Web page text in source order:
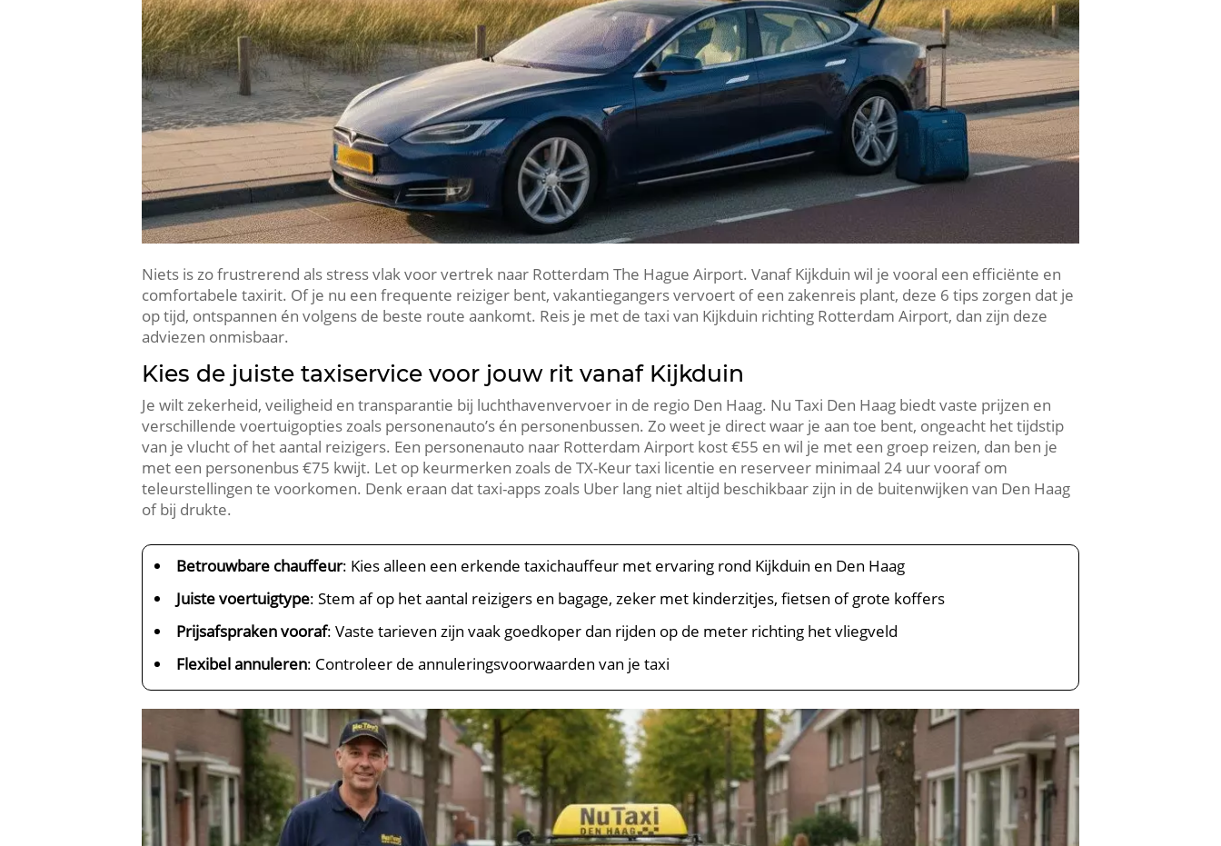
Niets is zo frustrerend als stress vlak voor vertrek naar Rotterdam The Hague Airport. Vanaf Kijkduin wil je vooral een efficiënte en
comfortabele taxirit. Of je nu een frequente reiziger bent, vakantiegangers vervoert of een zakenreis plant, deze 6 tips zorgen dat je
op tijd, ontspannen én volgens de beste route aankomt. Reis je met de taxi van Kijkduin richting Rotterdam Airport, dan zijn deze
adviezen onmisbaar.
Kies de juiste taxiservice voor jouw rit vanaf Kijkduin
Je wilt zekerheid, veiligheid en transparantie bij luchthavenvervoer in de regio Den Haag. Nu Taxi Den Haag biedt vaste prijzen en
verschillende voertuigopties zoals personenauto’s én personenbussen. Zo weet je direct waar je aan toe bent, ongeacht het tijdstip
van je vlucht of het aantal reizigers. Een personenauto naar Rotterdam Airport kost €55 en wil je met een groep reizen, dan ben je
met een personenbus €75 kwijt. Let op keurmerken zoals de TX-Keur taxi licentie en reserveer minimaal 24 uur vooraf om
teleurstellingen te voorkomen. Denk eraan dat taxi-apps zoals Uber lang niet altijd beschikbaar zijn in de buitenwijken van Den Haag
of bij drukte.
Betrouwbare chauffeur: Kies alleen een erkende taxichauffeur met ervaring rond Kijkduin en Den Haag
Juiste voertuigtype: Stem af op het aantal reizigers en bagage, zeker met kinderzitjes, fietsen of grote koffers
Prijsafspraken vooraf: Vaste tarieven zijn vaak goedkoper dan rijden op de meter richting het vliegveld
Flexibel annuleren: Controleer de annuleringsvoorwaarden van je taxi